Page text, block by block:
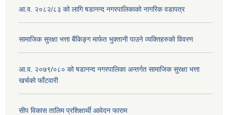
आ.व. २०८२/८३ को लागि षडानन्द नगरपालिकाको नागरिक वडापत्र
सामाजिक सुरक्षा भत्ता बैंकिङ्ग मार्फत भुक्तानी पाउने व्यक्तिहरुको विवरण
आ.व. २०७९/०८० को षडानन्द नगरपालिका अन्तर्गत सामाजिक सुरक्षा भत्ता
खर्चको फाँटवारी
सीप विकास तालिम प्रशिक्षार्थी आवेदन फाराम